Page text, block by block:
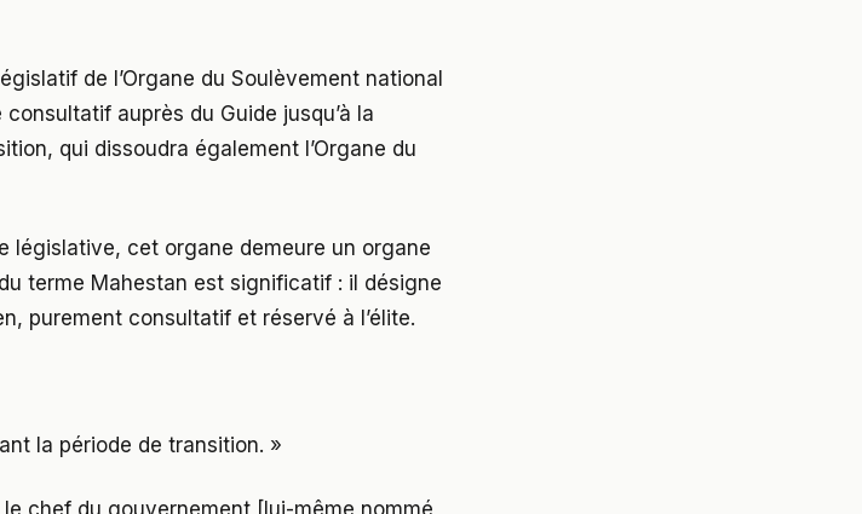
de l’Organe du Soulèvement national
auprès du Guide jusqu’à la
qui dissoudra également l’Organe du
législative, cet organe demeure un organe
terme Mahestan est significatif : il désigne
purement consultatif et réservé à l’élite.
la période de transition. »
chef du gouvernement [lui-même nommé